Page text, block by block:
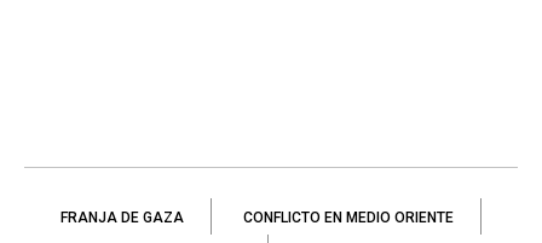
FRANJA DE GAZA CONFLICTO EN MEDIO ORIENTE